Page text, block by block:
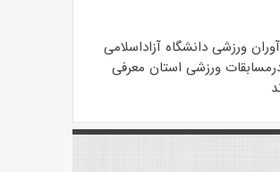
ورزشی دانشگاه آزاداسلامی
ورزشی استان معرفی